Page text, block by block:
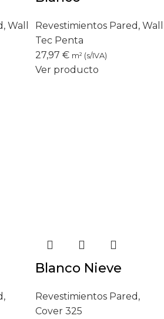
, Wall
Revestimientos Pared , Wall
Tec Penta
27,97 € m² (s/IVA)
Ver producto
,
Blanco Nieve
Revestimientos Pared ,
Cover 325